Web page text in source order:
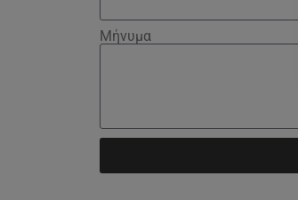
Μήνυμα